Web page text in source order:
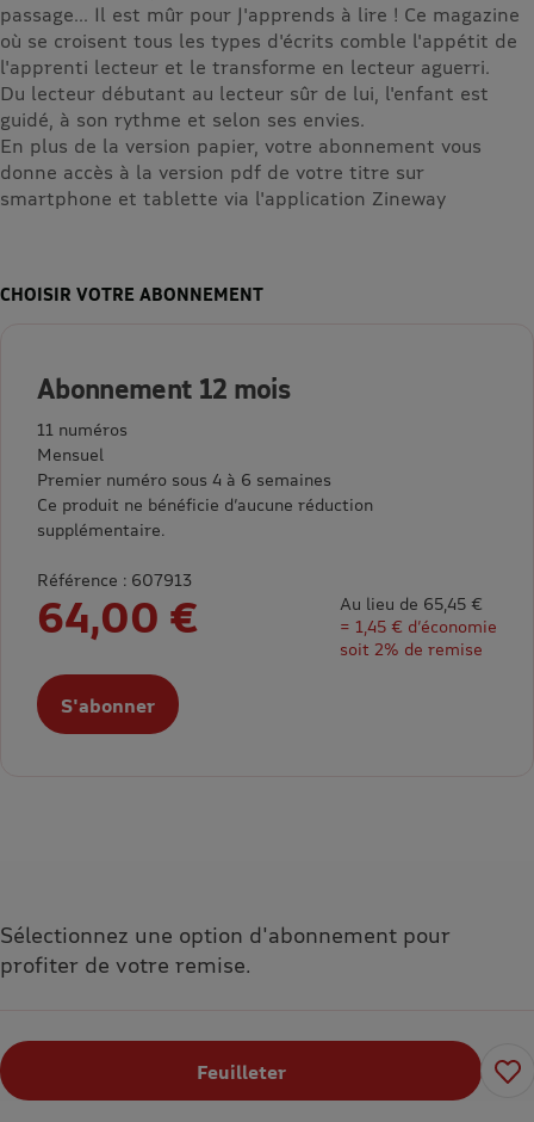
passage... Il est mûr pour J'apprends à lire ! Ce magazine
où se croisent tous les types d'écrits comble l'appétit de
l'apprenti lecteur et le transforme en lecteur aguerri.
Du lecteur débutant au lecteur sûr de lui, l'enfant est
guidé, à son rythme et selon ses envies.
En plus de la version papier, votre abonnement vous
donne accès à la version pdf de votre titre sur
smartphone et tablette via l'application Zineway
CHOISIR VOTRE ABONNEMENT
Abonnement 12 mois
11 numéros
Mensuel
Premier numéro sous 4 à 6 semaines
Ce produit ne bénéficie d’aucune réduction
supplémentaire.
Référence : 607913
64,00 €
Au lieu de 65,45 €
= 1,45 € d’économie
soit 2% de remise
S'abonner
Sélectionnez une option d'abonnement pour
profiter de votre remise.
Feuilleter